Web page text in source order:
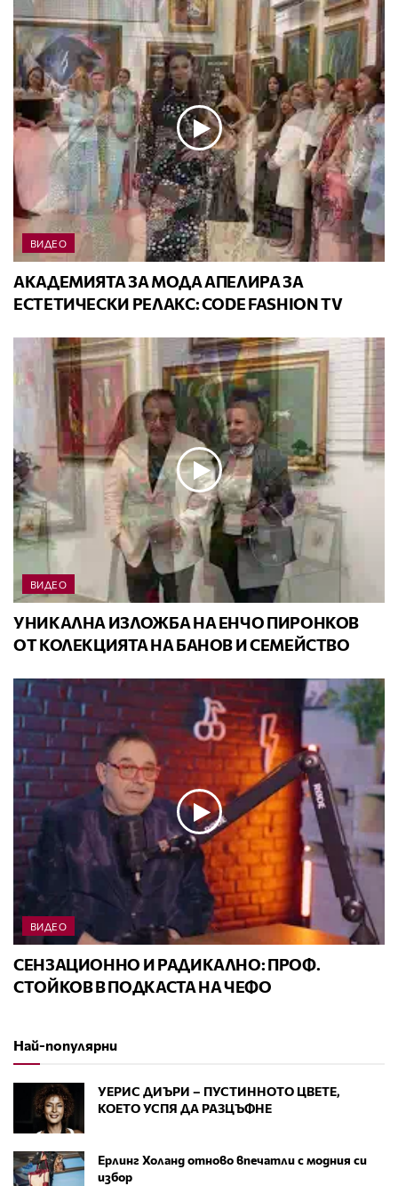
ВИДЕО
АКАДЕМИЯТА ЗА МОДА АПЕЛИРА ЗА
ЕСТЕТИЧЕСКИ РЕЛАКС: CODE FASHION TV
ВИДЕО
УНИКАЛНА ИЗЛОЖБА НА ЕНЧО ПИРОНКОВ
ОТ КОЛЕКЦИЯТА НА БАНОВ И СЕМЕЙСТВО
ВИДЕО
СЕНЗАЦИОННО И РАДИКАЛНО: ПРОФ.
СТОЙКОВ В ПОДКАСТА НА ЧЕФО
Най-популярни
УЕРИС ДИЪРИ – ПУСТИННОТО ЦВЕТЕ,
КОЕТО УСПЯ ДА РАЗЦЪФНЕ
Ерлинг Холанд отново впечатли с модния си
избор